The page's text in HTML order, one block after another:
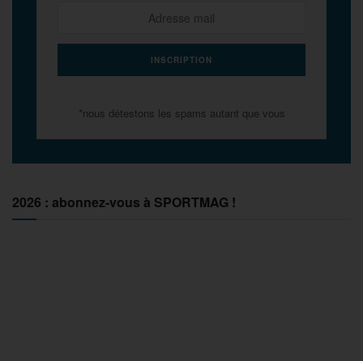
*nous détestons les spams autant que vous
2026 : abonnez-vous à SPORTMAG !